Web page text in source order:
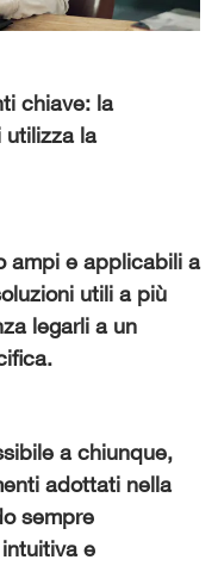
chiave: la
utilizza la
ampi e applicabili a
utili a più
legarli a un
a chiunque,
adottati nella
sempre
e